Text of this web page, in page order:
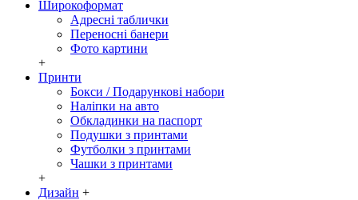
Широкоформат
Адресні таблички
Переносні банери
Фото картини
+
Принти
Бокси / Подарункові набори
Наліпки на авто
Обкладинки на паспорт
Подушки з принтами
Футболки з принтами
Чашки з принтами
+
Дизайн +